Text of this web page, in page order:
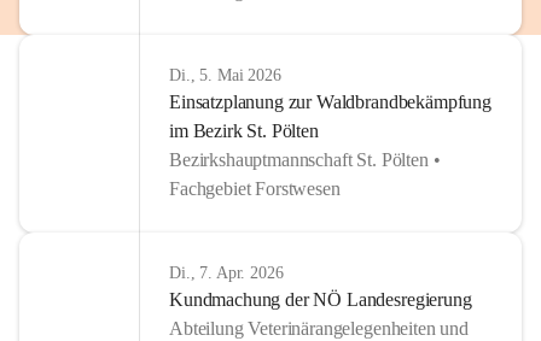
Di., 5. Mai 2026
Einsatzplanung zur Waldbrandbekämpfung
im Bezirk St. Pölten
Bezirkshauptmannschaft St. Pölten •
Fachgebiet Forstwesen
Di., 7. Apr. 2026
Kundmachung der NÖ Landesregierung
Abteilung Veterinärangelegenheiten und